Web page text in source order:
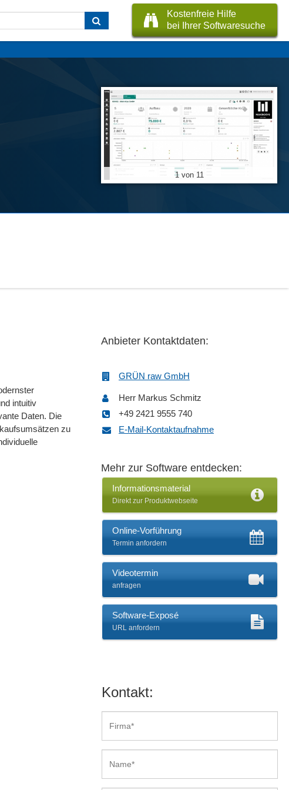
Kostenfreie Hilfe
bei Ihrer Softwaresuche
1 von 11
intuitiv
Daten. Die
zu
Anbieter Kontaktdaten:
GRÜN raw GmbH
Herr Markus Schmitz
+49 2421 9555 740
E-Mail-Kontaktaufnahme
Mehr zur Software entdecken:
Informationsmaterial
Direkt zur Produktwebseite
Online-Vorführung
Termin anfordern
Videotermin
anfragen
Software-Exposé
URL anfordern
Kontakt: